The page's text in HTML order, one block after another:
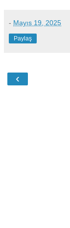
- Mayıs 19, 2025
Paylaş
‹